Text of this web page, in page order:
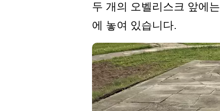
두 개의 오벨리스크 앞에
에 놓여 있습니다.